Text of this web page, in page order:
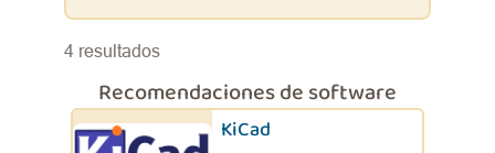
4 resultados
Recomendaciones de software
KiCad